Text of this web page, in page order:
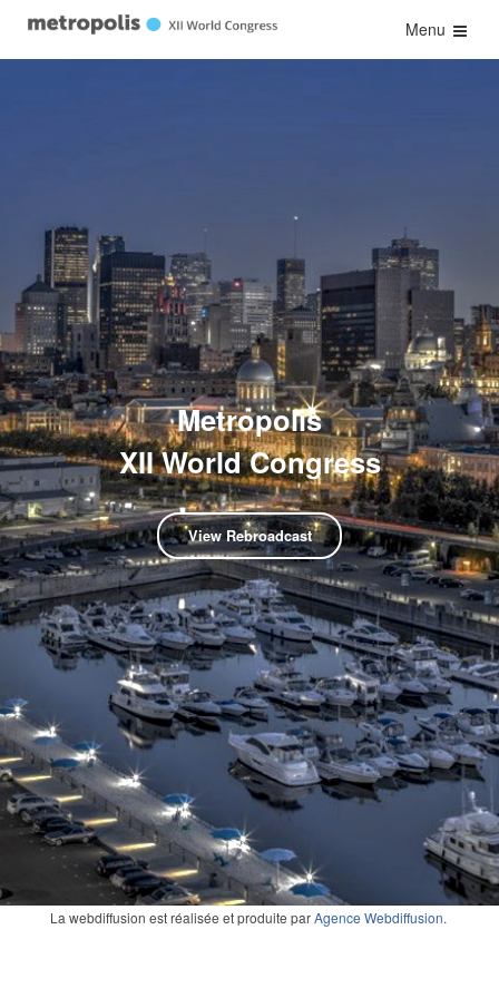
Menu
Metropolis
XII World Congress
View Rebroadcast
La webdiffusion est réalisée et produite parAgence Webdiffusion.